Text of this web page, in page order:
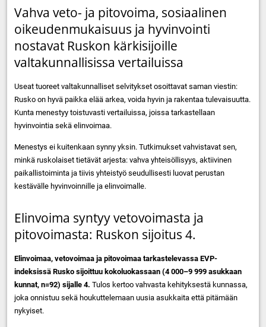
Vahva veto- ja pitovoima, sosiaalinen
oikeudenmukaisuus ja hyvinvointi
nostavat Ruskon kärkisijoille
valtakunnallisissa vertailuissa
Useat tuoreet valtakunnalliset selvitykset osoittavat saman viestin:
Rusko on hyvä paikka elää arkea, voida hyvin ja rakentaa tulevaisuutta.
Kunta menestyy toistuvasti vertailuissa, joissa tarkastellaan
hyvinvointia sekä elinvoimaa.
Menestys ei kuitenkaan synny yksin. Tutkimukset vahvistavat sen,
minkä ruskolaiset tietävät arjesta: vahva yhteisöllisyys, aktiivinen
paikallistoiminta ja tiivis yhteistyö seudullisesti luovat perustan
kestävälle hyvinvoinnille ja elinvoimalle.
Elinvoima syntyy vetovoimasta ja
pitovoimasta: Ruskon sijoitus 4.
Elinvoimaa, vetovoimaa ja pitovoimaa tarkastelevassa EVP-
indeksissä Rusko sijoittuu kokoluokassaan (4 000–9 999 asukkaan
kunnat, n=92) sijalle 4. Tulos kertoo vahvasta kehityksestä kunnassa,
joka onnistuu sekä houkuttelemaan uusia asukkaita että pitämään
nykyiset.